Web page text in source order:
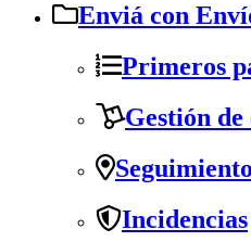
Enviá con
Primeros
Gestión de
Seguimiento
Incidencias